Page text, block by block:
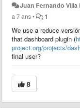
Juan Fernando Villa
a 7 ans• 1
We use a reduce
that dashboard plugin (
project.org/projects/
final user?
8